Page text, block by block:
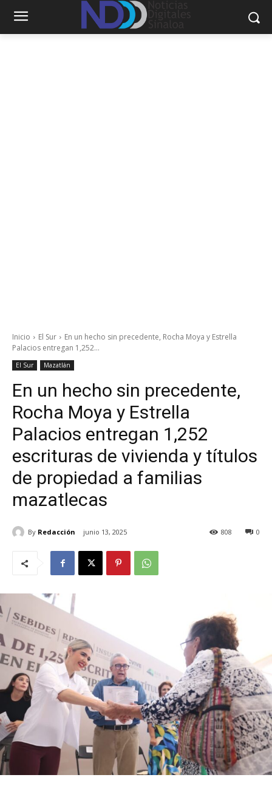
Inicio El Sur
En un hecho sin precedente, Rocha Moya y Estrella
Palacios entregan 1,252...
El Sur Mazatlán
En un hecho sin precedente,
Rocha Moya y Estrella
Palacios entregan 1,252
escrituras de vivienda y títulos
de propiedad a familias
mazatlecas
By Redacción junio 13, 2025 0
808